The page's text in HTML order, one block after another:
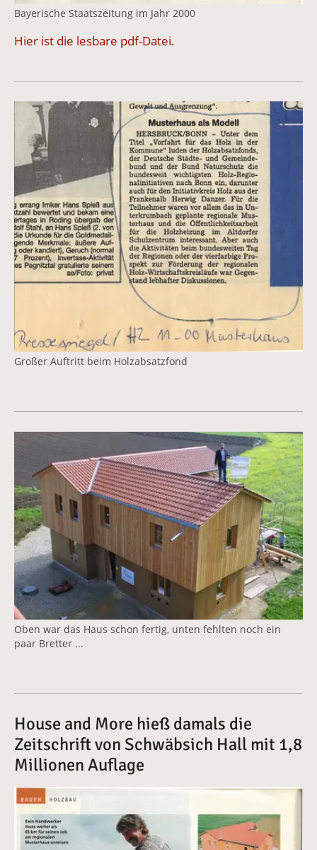
Bayerische Staatszeitung im Jahr 2000
Hier ist die lesbare pdf-Datei.
Vergrößerte Version anzeigen
Großer Auftritt beim Holzabsatzfond
Vergrößerte Version anzeigen
Oben war das Haus schon fertig, unten fehlten noch ein
paar Bretter ...
House and More hieß damals die
Zeitschrift von Schwäbsich Hall mit 1,8
Millionen Auflage
Vergrößerte Version anzeigen